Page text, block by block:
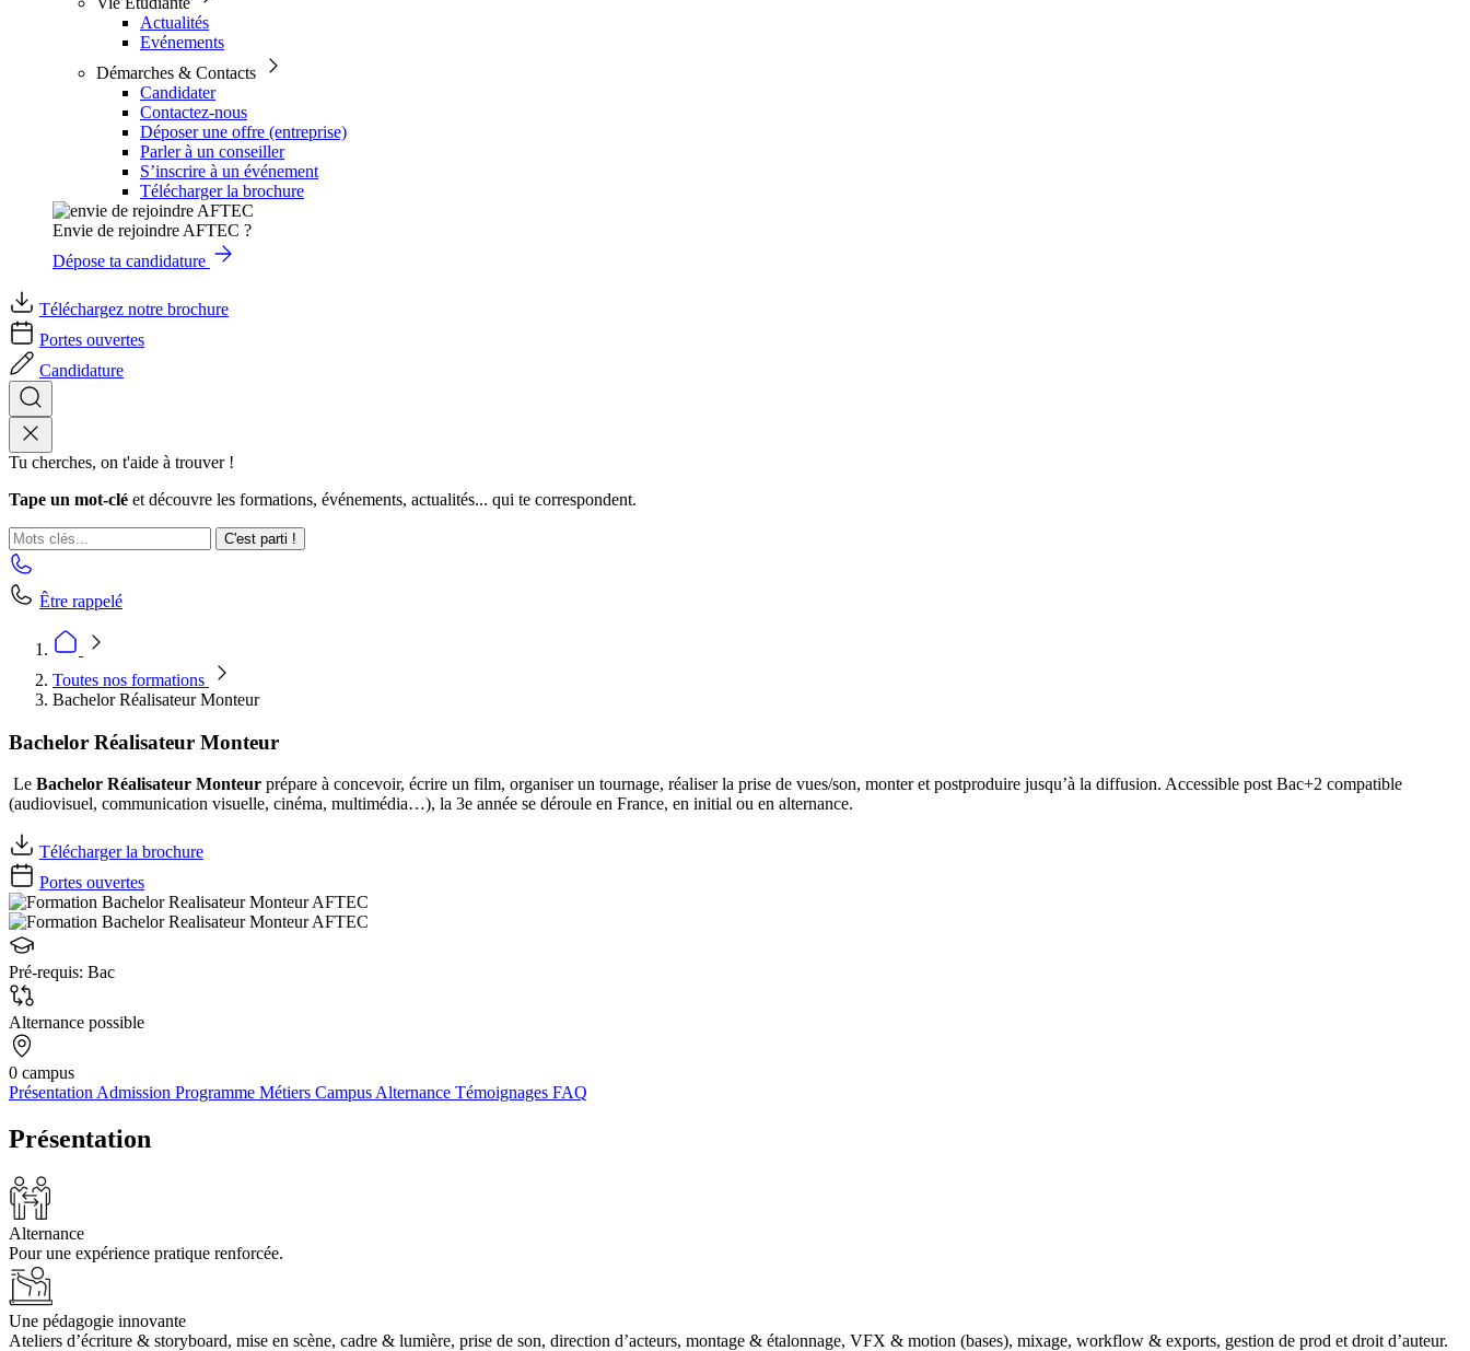
Actualités
Evénements
Démarches & Contacts
Candidater
Contactez-nous
Déposer une offre (entreprise)
Parler à un conseiller
S’inscrire à un événement
Télécharger la brochure
Envie de rejoindre AFTEC ?
Dépose ta candidature
Téléchargez notre brochure
Portes ouvertes
Candidature
Tu cherches, on t'aide à trouver !
Tape un mot-clé et découvre les formations, événements, actualités... qui te correspondent.
C'est parti !
Être rappelé
Toutes nos formations
Bachelor Réalisateur Monteur
Bachelor Réalisateur Monteur
Le Bachelor Réalisateur Monteur prépare à concevoir, écrire un film, organiser un tournage, réaliser la prise de vues/son, monter et postproduire jusqu’à la diffusion. Accessible post Bac+2 compatible
(audiovisuel, communication visuelle, cinéma, multimédia…), la 3e année se déroule en France, en initial ou en alternance.
Télécharger la brochure
Portes ouvertes
Pré-requis: Bac
Alternance possible
0 campus
PrésentationAdmission Programme Métiers CampusAlternance Témoignages FAQ
Présentation
Alternance
Pour une expérience pratique renforcée.
Une pédagogie innovante
Ateliers d’écriture & storyboard, mise en scène, cadre & lumière, prise de son, direction d’acteurs, montage & étalonnage, VFX & motion (bases), mixage, workflow & exports, gestion de prod et droit d’auteur.